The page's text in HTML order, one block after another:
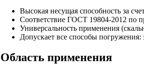
Высокая несущая способность за
Соответствие ГОСТ 19804-2012 по
Универсальность применения
Допускает все способы
Область применения